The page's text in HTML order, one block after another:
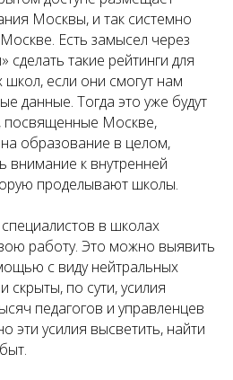
Москвы, и так системно
Есть замысел через
такие рейтинги для
если они смогут нам
данные. Тогда это уже будут
посвященные Москве,
образование в целом,
внимание к внутренней
проделывают школы.
в школах
работу. Это можно выявить
с виду нейтральных
скрыты, по сути, усилия
педагогов и управленцев
эти усилия высветить, найти